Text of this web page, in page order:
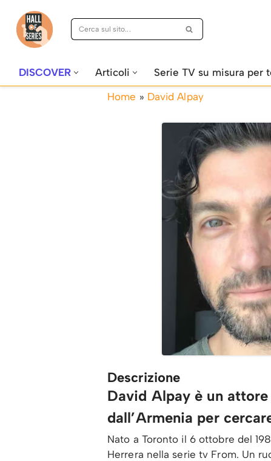
Vai
DISCOVER Articoli Serie TV su misura per
Home » David Alpay
Descrizione
David Alpay è un
dall’Armenia per
Nato a Toronto il 6 ottobre del
Herrera nella serie tv From. Un